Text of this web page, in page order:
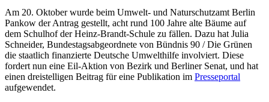
Am 20. Oktober wurde beim Umwelt- und Naturschutzamt Berlin
Pankow der Antrag gestellt, acht rund 100 Jahre alte Bäume auf
dem Schulhof der Heinz-Brandt-Schule zu fällen. Dazu hat Julia
Schneider, Bundestagsabgeordnete von Bündnis 90 / Die Grünen
die staatlich finanzierte Deutsche Umwelthilfe involviert. Diese
fordert nun eine Eil-Aktion von Bezirk und Berliner Senat, und hat
einen dreistelligen Beitrag für eine Publikation im Presseportal
aufgewendet.